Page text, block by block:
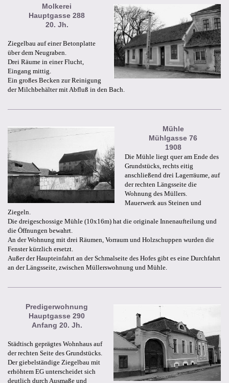
Molkerei
Hauptgasse 288
20. Jh.
Ziegelbau auf einer Betonplatte
über dem Neugraben.
Drei Räume in einer Flucht,
Eingang mittig.
Ein großes Becken zur Reinigung
der Milchbehälter mit Abfluß in den Bach.
Mühle
Mühlgasse 76
1908
Die Mühle liegt quer am Ende des
Grundstücks, rechts eitig
anschließend drei Lagerräume, auf
der rechten Längsseite die
Wohnung des Müllers.
Mauerwerk aus Steinen und
Ziegeln.
Die dreigeschossige Mühle (10x16m) hat die originale Innenaufteilung und
die Öffnungen bewahrt.
An der Wohnung mit drei Räumen, Vorraum und Holzschuppen wurden die
Fenster kürzlich ersetzt.
Außer der Haupteinfahrt an der Schmalseite des Hofes gibt es eine Durchfahrt
an der Längsseite, zwischen Müllerswohnung und Mühle.
Predigerwohnung
Hauptgasse 290
Anfang 20. Jh.
Städtisch geprägtes Wohnhaus auf
der rechten Seite des Grundstücks.
Der giebelständige Ziegelbau mit
erhöhtem EG unterscheidet sich
deutlich durch Ausmaße und